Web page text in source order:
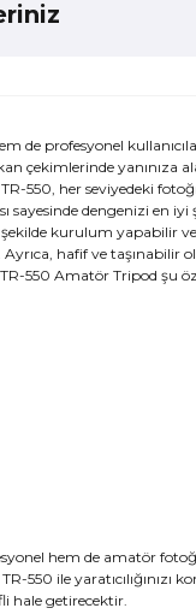
profesyonel
çekimlerinde yanınıza
550, her seviyedeki
sayesinde dengenizi en iyi
şekilde kurulum yapabilir
hafif ve taşınabilir
550 Amatör Tripod şu
hem de amatör
550 ile yaratıcılığınızı
hale getirecektir.